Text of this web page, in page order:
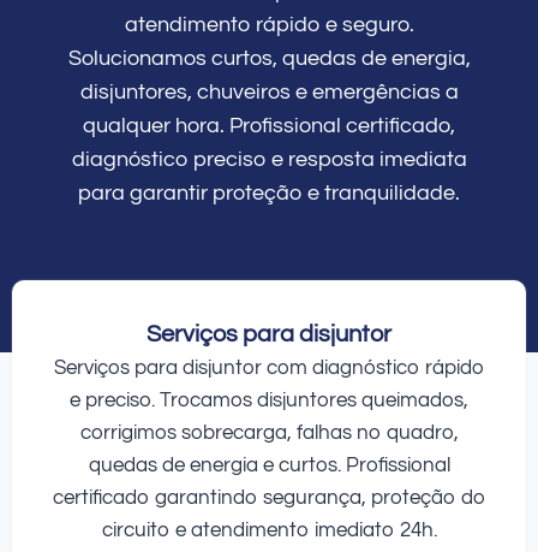
atendimento rápido e seguro.
Solucionamos curtos, quedas de energia,
disjuntores, chuveiros e emergências a
qualquer hora. Profissional certificado,
diagnóstico preciso e resposta imediata
para garantir proteção e tranquilidade.
Serviços para disjuntor
Serviços para disjuntor com diagnóstico rápido
e preciso. Trocamos disjuntores queimados,
corrigimos sobrecarga, falhas no quadro,
quedas de energia e curtos. Profissional
certificado garantindo segurança, proteção do
circuito e atendimento imediato 24h.